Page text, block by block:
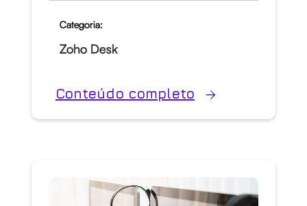
Categoria:
Zoho Desk
Conteúdo completo